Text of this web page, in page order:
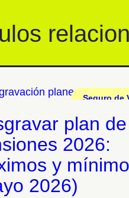
Seguro de
plan de
2026:
y
2026)